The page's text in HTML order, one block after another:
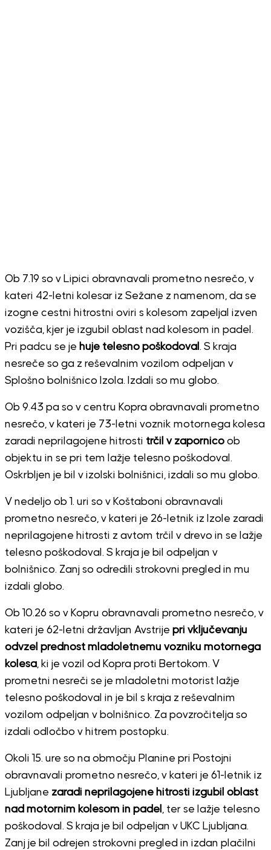
Ob 7.19 so v Lipici obravnavali prometno nesrečo, v
kateri 42-letni kolesar iz Sežane z namenom, da se
izogne cestni hitrostni oviri s kolesom zapeljal izven
vozišča, kjer je izgubil oblast nad kolesom in padel.
Pri padcu se je huje telesno poškodoval . S kraja
nesreče so ga z reševalnim vozilom odpeljan v
Splošno bolnišnico Izola. Izdali so mu globo.
Ob 9.43 pa so v centru Kopra obravnavali prometno
nesrečo, v kateri je 73-letni voznik motornega kolesa
zaradi neprilagojene hitrosti trčil v zapornicoob
objektu in se pri tem lažje telesno poškodoval.
Oskrbljen je bil v izolski bolnišnici, izdali so mu globo.
V nedeljo ob 1. uri so v Koštaboni obravnavali
prometno nesrečo, v kateri je 26-letnik iz Izole zaradi
neprilagojene hitrosti z avtom trčil v drevo in se lažje
telesno poškodoval. S kraja je bil odpeljan v
bolnišnico. Zanj so odredili strokovni pregled in mu
izdali globo.
Ob 10.26 so v Kopru obravnavali prometno nesrečo, v
kateri je 62-letni državljan Avstrije pri vključevanju
odvzel prednost mladoletnemu vozniku motornega
kolesa, ki je vozil od Kopra proti Bertokom. V
prometni nesreči se je mladoletni motorist lažje
telesno poškodoval in je bil s kraja z reševalnim
vozilom odpeljan v bolnišnico. Za povzročitelja so
izdali odločbo v hitrem postopku.
Okoli 15. ure so na območju Planine pri Postojni
obravnavali prometno nesrečo, v kateri je 61-letnik iz
Ljubljane zaradi neprilagojene hitrosti izgubil oblast
nad motornim kolesom in padel , ter se lažje telesno
poškodoval. S kraja je bil odpeljan v UKC Ljubljana.
Zanj je bil odrejen strokovni pregled in izdan plačilni